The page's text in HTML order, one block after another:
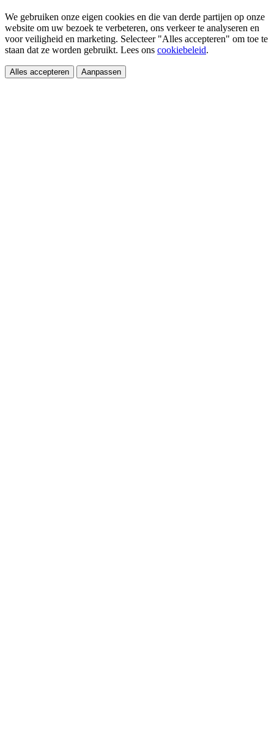
We gebruiken onze eigen cookies en die van derde partijen op onze
website om uw bezoek te verbeteren, ons verkeer te analyseren en
voor veiligheid en marketing. Selecteer "Alles accepteren" om toe te
staan dat ze worden gebruikt. Lees ons cookiebeleid.
Alles accepteren Aanpassen